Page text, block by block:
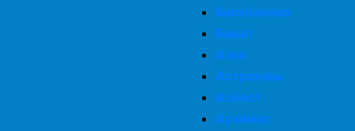
Балабаново
Бакал
Азов
Астрахань
Асбест
Арзамас